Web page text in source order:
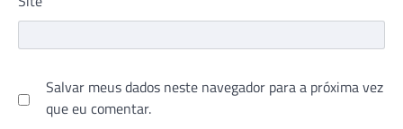
Salvar meus dados neste navegador para a próxima vez
que eu comentar.